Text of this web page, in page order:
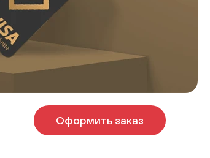
Оформить заказ